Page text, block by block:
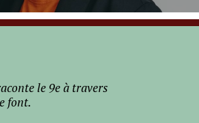
le 9e à travers
font.